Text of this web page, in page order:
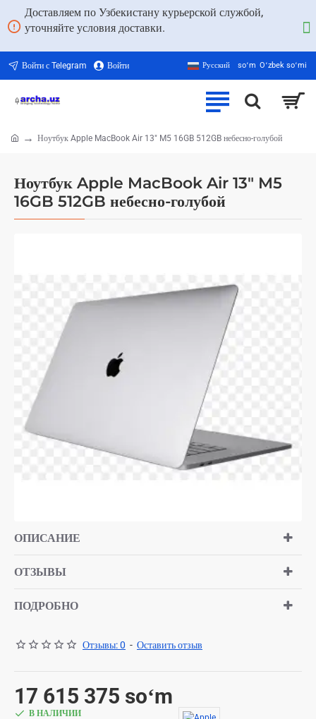
Доставляем по Узбекистану курьерской службой,
уточняйте условия доставки.
Войти с Telegram Войти Русский soʻm Oʻzbek soʻmi
Ноутбук Apple MacBook Air 13" M5
16GB 512GB небесно-голубой
Ноутбук Apple MacBook Air 13" M5 16GB 512GB небесно-голубой
ОПИСАНИЕ
ОТЗЫВЫ
ПОДРОБНО
Отзывы: 0 - Оставить отзыв
17 615 375 soʻm
В НАЛИЧИИ